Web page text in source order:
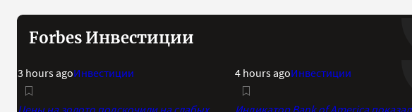
Forbes Инвестиции
3 hours agoИнвестиции
Цены на золото подскочили на слабых
4 hours agoИнвестиции
Индикатор Bank of America показал